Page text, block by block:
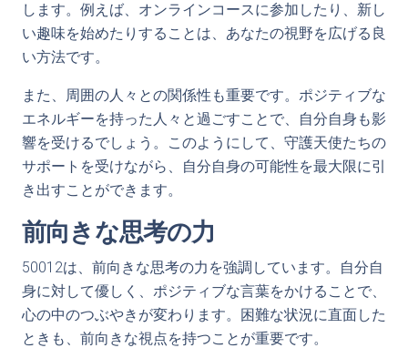
します。例えば、オンラインコースに参加したり、新し
い趣味を始めたりすることは、あなたの視野を広げる良
い方法です。
また、周囲の人々との関係性も重要です。ポジティブな
エネルギーを持った人々と過ごすことで、自分自身も影
響を受けるでしょう。このようにして、守護天使たちの
サポートを受けながら、自分自身の可能性を最大限に引
き出すことができます。
前向きな思考の力
50012は、前向きな思考の力を強調しています。自分自
身に対して優しく、ポジティブな言葉をかけることで、
心の中のつぶやきが変わります。困難な状況に直面した
ときも、前向きな視点を持つことが重要です。